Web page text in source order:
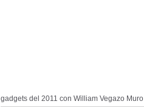
gadgets del 2011 con William Vegazo Muro